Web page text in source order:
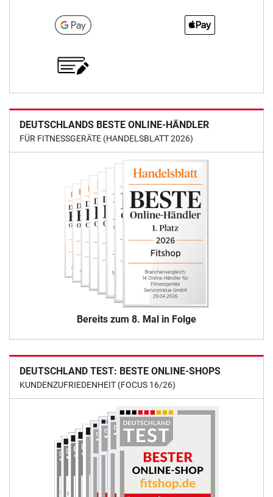
DEUTSCHLANDS BESTE ONLINE-HÄNDLER
FÜR FITNESSGERÄTE (HANDELSBLATT 2026)
Bereits zum 8. Mal in Folge
DEUTSCHLAND TEST: BESTE ONLINE-SHOPS
KUNDENZUFRIEDENHEIT (FOCUS 16/26)